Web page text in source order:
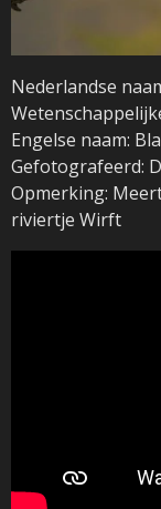
Nederlandse
Engelse naam:
Gefotografeerd:
Opmerking:
riviertje Wirft